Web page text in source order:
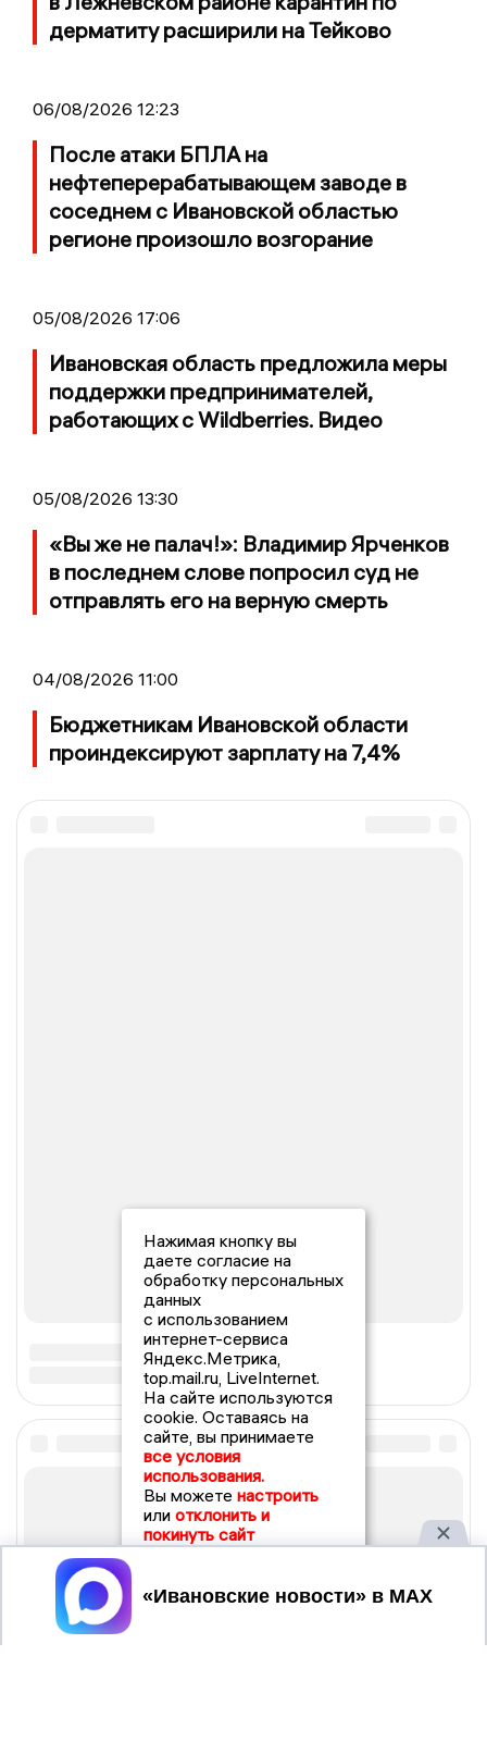
дерматиту расширили на Тейково
06/08/2026 12:23
После атаки БПЛА на
нефтеперерабатывающем заводе в
соседнем с Ивановской областью
регионе произошло возгорание
05/08/2026 17:06
Ивановская область предложила меры
поддержки предпринимателей,
работающих с Wildberries. Видео
05/08/2026 13:30
«Вы же не палач!»: Владимир Ярченков
в последнем слове попросил суд не
отправлять его на верную смерть
04/08/2026 11:00
Бюджетникам Ивановской области
проиндексируют зарплату на 7,4%
Нажимая кнопку вы
даете согласие на
обработку персональных
данных
с использованием
интернет-сервиса
Яндекс.Метрика,
top.mail.ru, LiveInternet.
На сайте используются
cookie. Оставаясь на
сайте, вы принимаете
все условия
использования.
Вы можете настроить
или отклонить и
покинуть сайт
Принять